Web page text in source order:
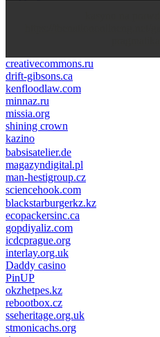
creativecommons.ru
drift-gibsons.ca
kenfloodlaw.com
minnaz.ru
missia.org
shining crown
kazino
casino lemon
pinco giriş
babsisatelier.de
magazyndigital.pl
man-hestigroup.cz
sciencehook.com
олимп казино
blackstarburgerkz.kz
ecopackersinc.ca
gopdiyaliz.com
icdcprague.org
interlay.org.uk
Daddy casino
PinUP
okzhetpes.kz
rebootbox.cz
sseheritage.org.uk
stmonicachs.org